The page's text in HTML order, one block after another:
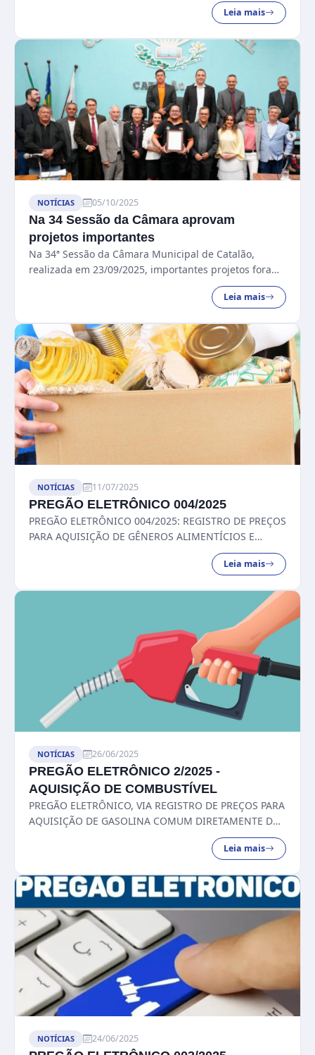
Leia mais
NOTÍCIAS 05/10/2025
Na 34 Sessão da Câmara aprovam
projetos importantes
Na 34ª Sessão da Câmara Municipal de Catalão,
realizada em 23/09/2025, importantes projetos foram
Leia mais
NOTÍCIAS 11/07/2025
PREGÃO ELETRÔNICO 004/2025
PREGÃO ELETRÔNICO 004/2025: REGISTRO DE PREÇOS
PARA AQUISIÇÃO DE GÊNEROS ALIMENTÍCIOS E
CESTAS DE GÊNEROS ALIMENTÍCIOS, POR 12 MESES....
Leia mais
NOTÍCIAS 26/06/2025
PREGÃO ELETRÔNICO 2/2025 -
AQUISIÇÃO DE COMBUSTÍVEL
PREGÃO ELETRÔNICO, VIA REGISTRO DE PREÇOS PARA
AQUISIÇÃO DE GASOLINA COMUM DIRETAMENTE DA
Leia mais
NOTÍCIAS 24/06/2025